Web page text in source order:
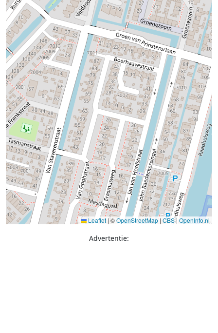
Leaflet |©OpenStreetMap| CBS| OpenInfo.nl
Advertentie: